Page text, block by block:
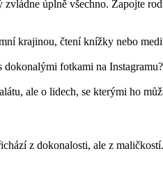
zvládne úplně všechno. Zapojte
krajinou, čtení knížky nebo
fotkami na
ale o lidech, se kterými ho
z dokonalosti, ale z